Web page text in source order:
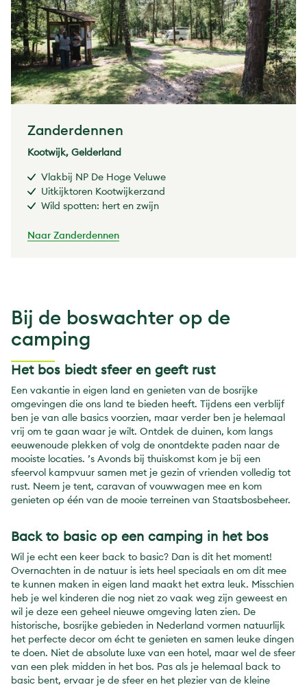
Zanderdennen
Kootwijk, Gelderland
Vlakbij NP De Hoge Veluwe
Uitkijktoren Kootwijkerzand
Wild spotten: hert en zwijn
Naar Zanderdennen
Bij de boswachter op de
camping
Het bos biedt sfeer en geeft rust
Een vakantie in eigen land en genieten van de bosrijke
omgevingen die ons land te bieden heeft. Tijdens een verblijf
ben je van alle basics voorzien, maar verder ben je helemaal
vrij om te gaan waar je wilt. Ontdek de duinen, kom langs
eeuwenoude plekken of volg de onontdekte paden naar de
mooiste locaties. ’s Avonds bij thuiskomst kom je bij een
sfeervol kampvuur samen met je gezin of vrienden volledig tot
rust. Neem je tent, caravan of vouwwagen mee en kom
genieten op één van de mooie terreinen van Staatsbosbeheer.
Back to basic op een camping in het bos
Wil je echt een keer back to basic? Dan is dit het moment!
Overnachten in de natuur is iets heel speciaals en om dit mee
te kunnen maken in eigen land maakt het extra leuk. Misschien
heb je wel kinderen die nog niet zo vaak weg zijn geweest en
wil je deze een geheel nieuwe omgeving laten zien. De
historische, bosrijke gebieden in Nederland vormen natuurlijk
het perfecte decor om écht te genieten en samen leuke dingen
te doen. Niet de absolute luxe van een hotel, maar wel de sfeer
van een plek midden in het bos. Pas als je helemaal back to
basic bent, ervaar je de sfeer en het plezier van de kleine